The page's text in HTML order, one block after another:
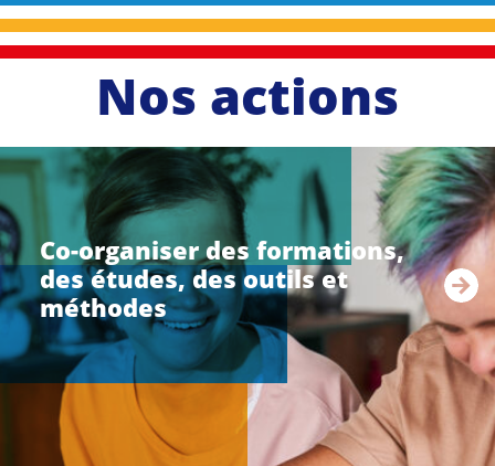
Nos actions
Co-organiser des formations,
des études, des outils et
méthodes
li
r
e
a
u
i
t
e